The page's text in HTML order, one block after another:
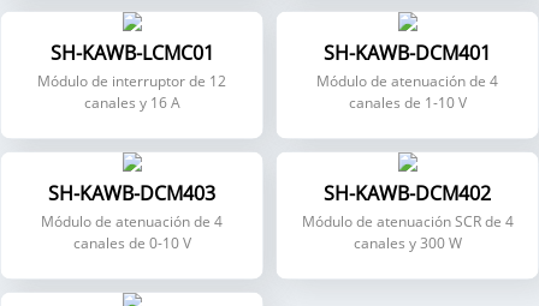
SH-KAWB-LCMC01
Módulo de interruptor de 12
canales y 16 A
SH-KAWB-DCM401
Módulo de atenuación de 4
canales de 1-10 V
SH-KAWB-DCM403
Módulo de atenuación de 4
canales de 0-10 V
SH-KAWB-DCM402
Módulo de atenuación SCR de 4
canales y 300 W